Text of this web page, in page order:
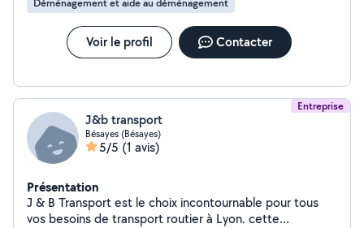
Déménagement et aide au déménagement
Voir le profil Contacter
Entreprise
J&b transport
Bésayes (Bésayes)
5/5 (1 avis)
Présentation
J & B Transport est le choix incontournable pour tous
vos besoins de transport routier à Lyon. cette